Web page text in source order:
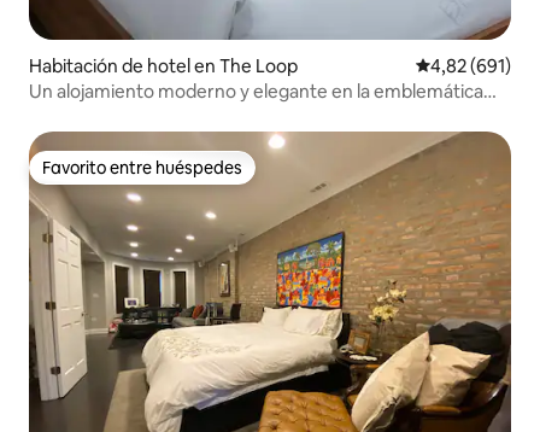
Habitación de hotel en The Loop Calificación
4,82 (691)
Un alojamiento moderno y elegante en la emblemática
Favorito entre huéspedes
Favorito entre huéspedes